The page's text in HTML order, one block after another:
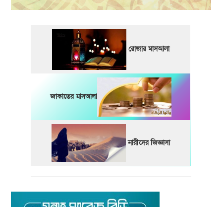
রোজার মাসআলা
জাকাতের মাসআলা
নারীদের জিজ্ঞাসা